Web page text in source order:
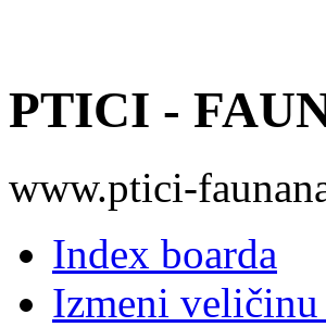
PTICI -
www.ptici-
Index boarda
Izmeni